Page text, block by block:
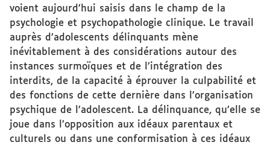
voient aujourd’hui saisis dans le champ de la
psychologie et psychopathologie clinique. Le travail
auprès d’adolescents délinquants mène
inévitablement à des considérations autour des
instances surmoïques et de l’intégration des
interdits, de la capacité à éprouver la culpabilité et
des fonctions de cette dernière dans l’organisation
psychique de l’adolescent. La délinquance, qu’elle se
joue dans l’opposition aux idéaux parentaux et
culturels ou dans une conformisation à ces idéaux